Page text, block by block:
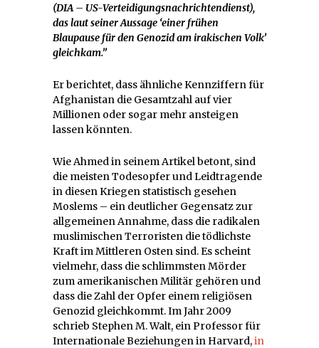
(DIA – US-Verteidigungsnachrichtendienst),
das laut seiner Aussage ‘einer frühen
Blaupause für den Genozid am irakischen Volk’
gleichkam.”
Er berichtet, dass ähnliche Kennziffern für
Afghanistan die Gesamtzahl auf vier
Millionen oder sogar mehr ansteigen
lassen könnten.
Wie Ahmed in seinem Artikel betont, sind
die meisten Todesopfer und Leidtragende
in diesen Kriegen statistisch gesehen
Moslems – ein deutlicher Gegensatz zur
allgemeinen Annahme, dass die radikalen
muslimischen Terroristen die tödlichste
Kraft im Mittleren Osten sind. Es scheint
vielmehr, dass die schlimmsten Mörder
zum amerikanischen Militär gehören und
dass die Zahl der Opfer einem religiösen
Genozid gleichkommt. Im Jahr 2009
schrieb Stephen M. Walt, ein Professor für
Internationale Beziehungen in Harvard,in